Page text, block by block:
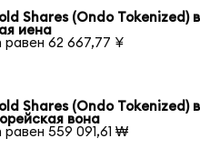
Shares (Ondo Tokenized) в
иена
равен 62 667,77 ¥
Shares (Ondo Tokenized) в
вона
равен 559 091,61 ₩